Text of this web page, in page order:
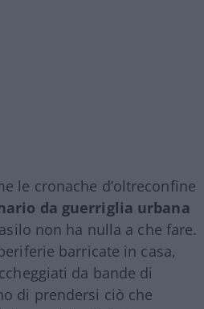
le cronache d’oltreconfine
da guerriglia urbana
non ha nulla a che fare.
barricate in casa,
da bande di
di prendersi ciò che